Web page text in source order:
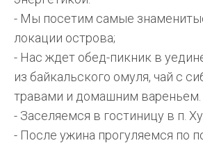
- Мы посетим самые
локации острова;
- Нас ждет обед-пикник в
из байкальского омуля, чай с
травами и домашним вареньем.
- Заселяемся в гостиницу в п.
- После ужина прогуляемся по